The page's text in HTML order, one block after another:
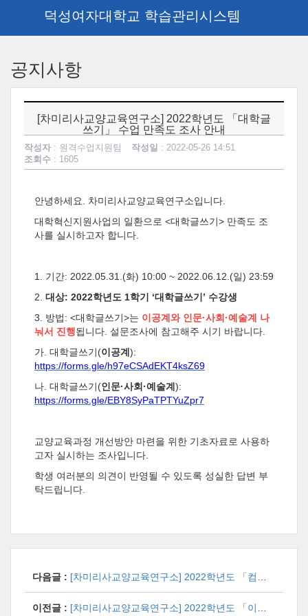
덕성여자대학교 학습관리시스템
공지사항
[차미리사교양교육연구소] 2022학년도 「대학글
쓰기」 수업 만족도 조사 안내
작성자 : 원격수업지원팀 작성일 : 2022-05-26 14:51
조회수 : 1605
안녕하세요 차미리사교양교육연구소입니다
대학혁신지원사업의 일환으로 <대학글쓰기> 만족도 조
사를 실시하고자 합니다
1. 기간: 2022.05.31.(화) 10:00 ~ 2022.06.12.(일) 23:59
2. 대상: 2022학년도 1학기 ‘대학글쓰기 ’ 수강생
3. 방법: <대학글쓰기>는 이공계와 인문·사회 ·예술계 나
눠서 진행됩니다 설문조사에 참고해주 시기 바랍니다
가 대학글쓰기(이공계 ):
https://forms.gle/h97eCSAdEKT4ksZ69
나 대학글쓰기(인문·사회 ·예술계 ):
https://forms.gle/EBY8SyPaTPTYuZpr7
교양교육과정 개선방안 마련을 위한 기초자료로 사용하
고자 실시하는 조사입니다
학생 여러분의 의견이 반영될 수 있도록 성실한 답변 부
탁드립니다
다음글 : [차미리사교양교육연구소] 2022학년도 「컴퓨팅사고」 수업 만족도 조사 안내
이전글 : [차미리사교양교육연구소] 2022학년도 「이해와소통세미나」 수업 만족도 조사 안내